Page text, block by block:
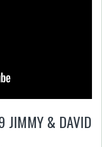
JIMMY & DAVID